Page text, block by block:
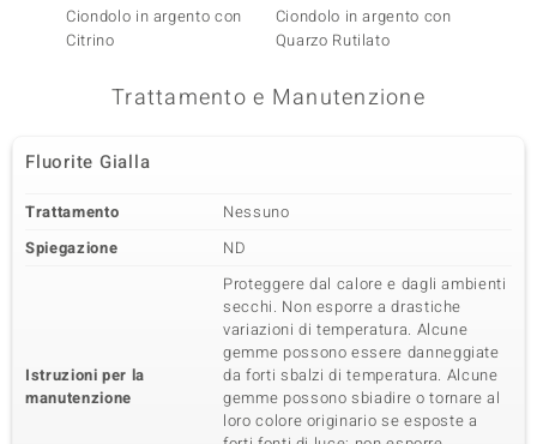
Ciondolo in argento con
Citrino
Ciondolo in argento con
Quarzo Rutilato
Trattamento e Manutenzione
Fluorite Gialla
Trattamento
Nessuno
Spiegazione
ND
Istruzioni per la
manutenzione
Proteggere dal calore e dagli ambienti
secchi. Non esporre a drastiche
variazioni di temperatura. Alcune
gemme possono essere danneggiate
da forti sbalzi di temperatura. Alcune
gemme possono sbiadire o tornare al
loro colore originario se esposte a